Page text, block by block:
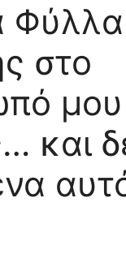
Φύλλα
στο
μου
και